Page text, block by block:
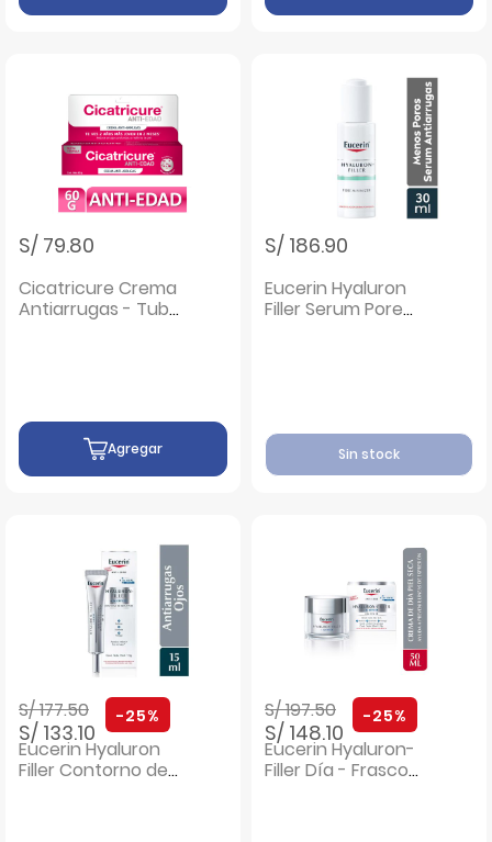
S/ 79.80
Cicatricure Crema
Antiarrugas - Tubo
Agregar
S/ 186.90
Eucerin Hyaluron
Filler Serum Pore
Sin stock
Precio rebajado de
S/ 177.50a
S/ 133.10
-25%
Eucerin Hyaluron
Filler Contorno de
Precio rebajado de
S/ 197.50a
S/ 148.10
-25%
Eucerin Hyaluron-
Filler Día - Frasco